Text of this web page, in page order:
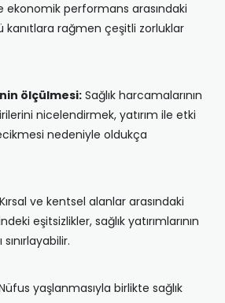
ekonomik performans arasındaki
kanıtlara rağmen çeşitli zorluklar
ölçülmesi: Sağlık harcamalarının
nicelendirmek, yatırım ile etki
nedeniyle oldukça
Kırsal ve kentsel alanlar arasındaki
eşitsizlikler, sağlık yatırımlarının
yaşlanmasıyla birlikte sağlık